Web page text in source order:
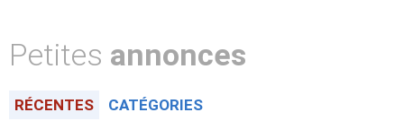
Petites annonces
RÉCENTES CATÉGORIES